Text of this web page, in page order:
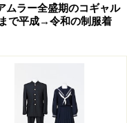
ムラー全盛期のコギャル
で平成→令和の制服着